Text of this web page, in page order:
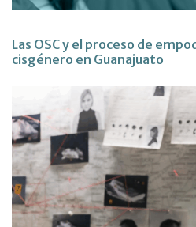
Las OSC y el proceso de
cisgénero en Guanajuato